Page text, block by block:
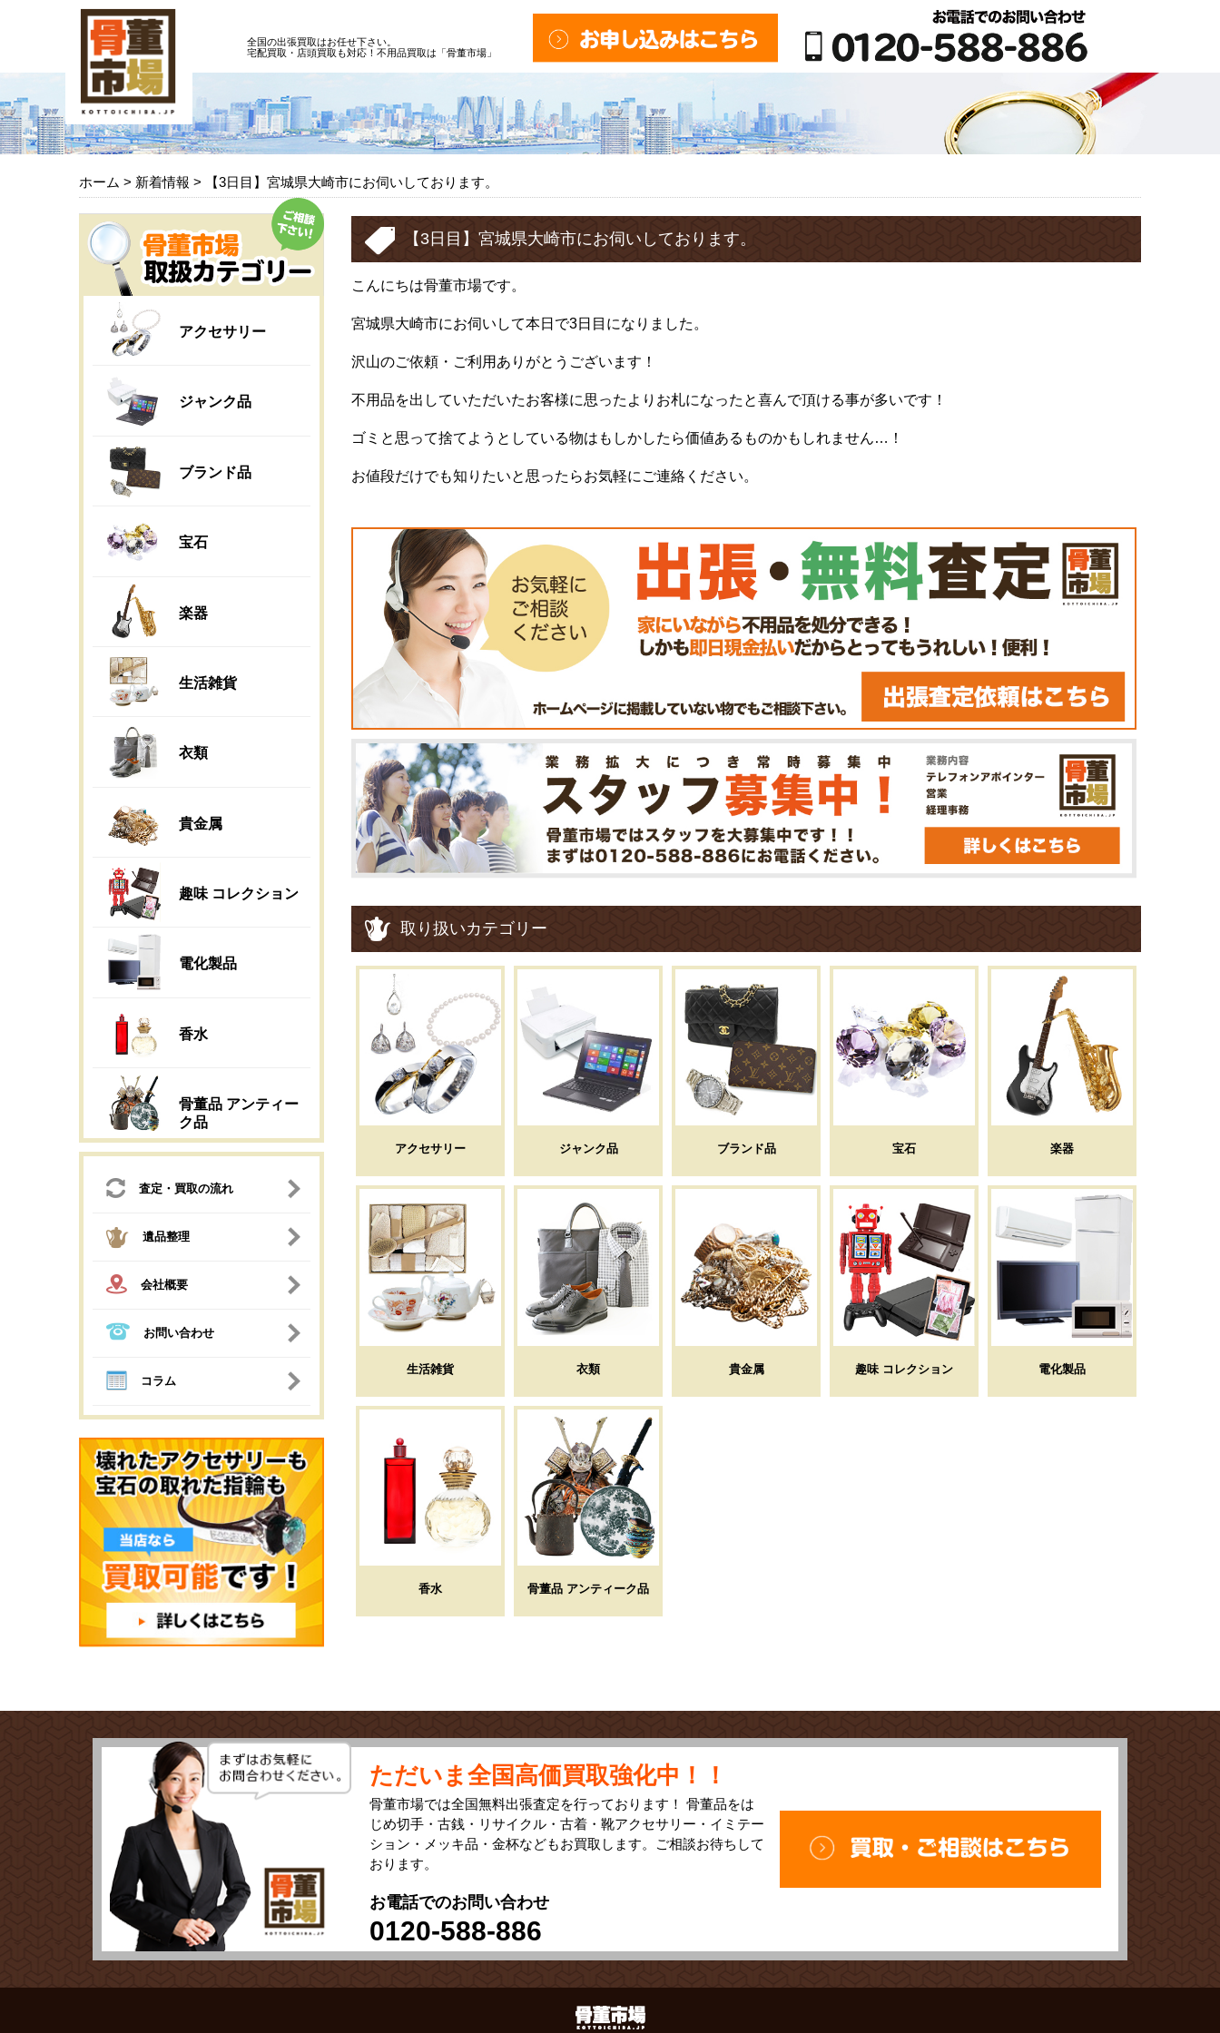
全国の出張買取はお任せ下さい。
宅配買取・店頭買取も対応！不用品買取は「骨董市場」
ホーム > 新着情報 > 【3日目】宮城県大崎市にお伺いしております。
アクセサリー
ジャンク品
ブランド品
宝石
楽器
生活雑貨
衣類
貴金属
趣味 コレクション
電化製品
香水
骨董品 アンティー
ク品
査定・買取の流れ
遺品整理
会社概要
お問い合わせ
コラム
【3日目】宮城県大崎市にお伺いしております。
こんにちは骨董市場です。
宮城県大崎市にお伺いして本日で3日目になりました。
沢山のご依頼・ご利用ありがとうございます！
不用品を出していただいたお客様に思ったよりお札になったと喜んで頂ける事が多いです！
ゴミと思って捨てようとしている物はもしかしたら価値あるものかもしれません…！
お値段だけでも知りたいと思ったらお気軽にご連絡ください。
取り扱いカテゴリー
アクセサリー ジャンク品 ブランド品 宝石 楽器
生活雑貨 衣類 貴金属 趣味 コレクション 電化製品
香水 骨董品 アンティーク品
ただいま全国高価買取強化中！！
骨董市場では全国無料出張査定を行っております！ 骨董品をは
じめ切手・古銭・リサイクル・古着・靴アクセサリー・イミテー
ション・メッキ品・金杯などもお買取します。ご相談お待ちして
おります。
お電話でのお問い合わせ
0120-588-886